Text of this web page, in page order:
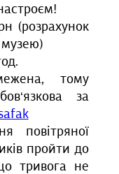
(розрахунок
музею)
тому
за
повітряної
пройти до
тривога не